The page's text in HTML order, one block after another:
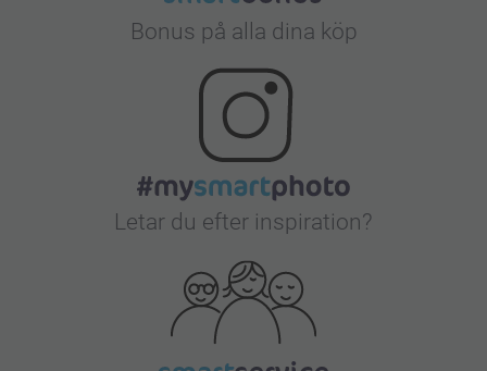
Bonus på alla dina köp
Letar du efter inspiration?